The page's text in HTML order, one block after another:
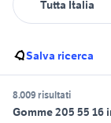
Salva ricerca
8.009 risultati
Gomme 205 55 16